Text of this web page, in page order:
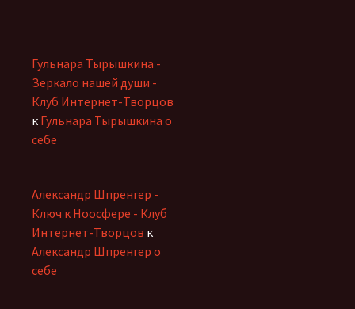
Гульнара Тырышкина -
Зеркало нашей души -
Клуб Интернет-Творцов
к Гульнара Тырышкина о
себе
Александр Шпренгер -
Ключ к Ноосфере - Клуб
Интернет-Творцов к
Александр Шпренгер о
себе